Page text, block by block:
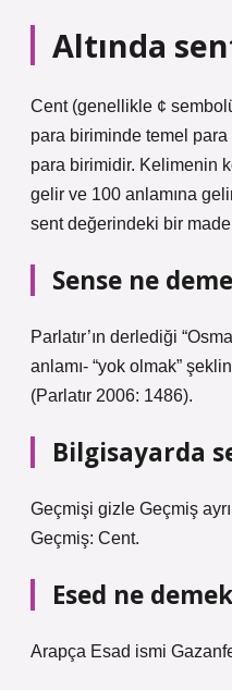
Altında
Cent (genellikle ¢
para biriminde temel para
para birimidir. Kelimenin
gelir ve 100 anlamına
sent değerindeki bir
Sense ne
Parlatır’ın derlediği
anlamı- “yok olmak”
(Parlatır 2006: 1486).
Bilgisayarda
Geçmişi gizle Geçmiş
Geçmiş: Cent.
Esed ne
Arapça Esad ismi